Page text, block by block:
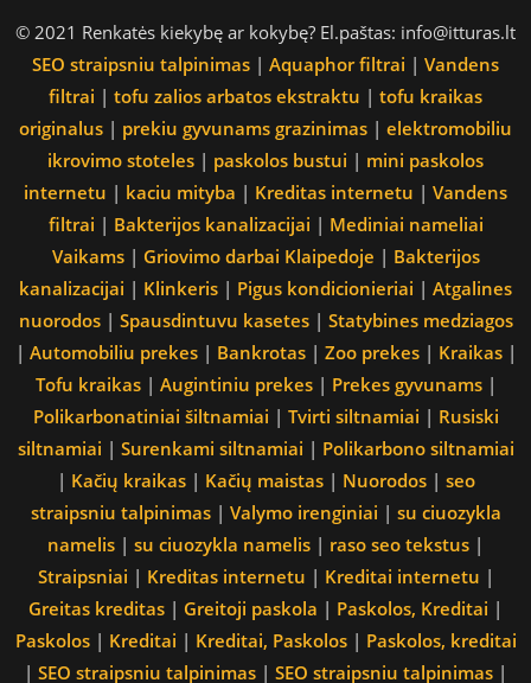
© 2021 Renkatės kiekybę ar kokybę? El.paštas: info@itturas.lt
SEO straipsniu talpinimas | Aquaphor filtrai | Vandens
filtrai | tofu zalios arbatos ekstraktu | tofu kraikas
originalus | prekiu gyvunams grazinimas | elektromobiliu
ikrovimo stoteles | paskolos bustui | mini paskolos
internetu | kaciu mityba | Kreditas internetu | Vandens
filtrai | Bakterijos kanalizacijai | Mediniai nameliai
Vaikams| Griovimo darbai Klaipedoje | Bakterijos
kanalizacijai | Klinkeris | Pigus kondicionieriai | Atgalines
nuorodos| Spausdintuvu kasetes| Statybines medziagos
| Automobiliu prekes| Bankrotas| Zoo prekes| Kraikas|
Tofu kraikas| Augintiniu prekes| Prekes gyvunams|
Polikarbonatiniai šiltnamiai | Tvirti siltnamiai | Rusiski
siltnamiai | Surenkami siltnamiai | Polikarbono siltnamiai
| Kačių kraikas| Kačių maistas| Nuorodos| seo
straipsniu talpinimas| Valymo irenginiai | su ciuozykla
namelis | su ciuozykla namelis | raso seo tekstus |
Straipsniai | Kreditas internetu | Kreditai internetu |
Greitas kreditas | Greitoji paskola | Paskolos, Kreditai |
Paskolos| Kreditai | Kreditai, Paskolos| Paskolos, kreditai
| SEO straipsniu talpinimas | SEO straipsniu talpinimas |